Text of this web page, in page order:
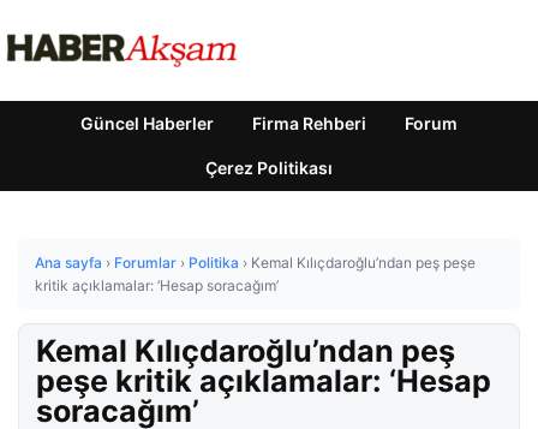
Güncel Haberler Firma Rehberi Forum
Çerez Politikası
Ana sayfa › Forumlar › Politika › Kemal Kılıçdaroğlu’ndan peş peşe
kritik açıklamalar: ‘Hesap soracağım’
Kemal Kılıçdaroğlu’ndan peş
peşe kritik açıklamalar: ‘Hesap
soracağım’